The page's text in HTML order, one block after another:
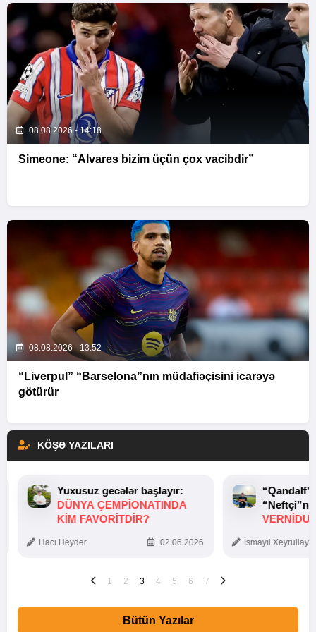
08.08.2026 - 14:18
Simeone: “Alvares bizim üçün çox vacibdir”
08.08.2026 - 13:52
“Liverpul” “Barselona”nın müdafiəçisini icarəyə
götürür
KÖŞƏ YAZILARI
Yuxusuz gecələr başlayır:
DÜNYA ÇEMPIONATINDA
KIM FAVORITDIR?
Hacı Heydər 02.06.2026 İsmayıl
1 2 3 4 5 6 7
Bütün Yazılar